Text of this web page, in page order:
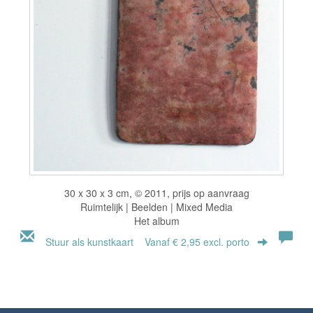
30 x 30 x 3 cm, © 2011, prijs op aanvraag
Ruimtelijk | Beelden | Mixed Media
Het album
Stuur als kunstkaart Vanaf € 2,95 excl. porto